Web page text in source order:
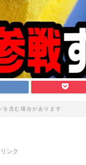
を含む場合があります
ンク